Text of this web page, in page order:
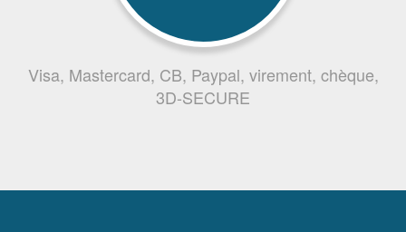
Visa, Mastercard, CB, Paypal, virement, chèque,
3D-SECURE